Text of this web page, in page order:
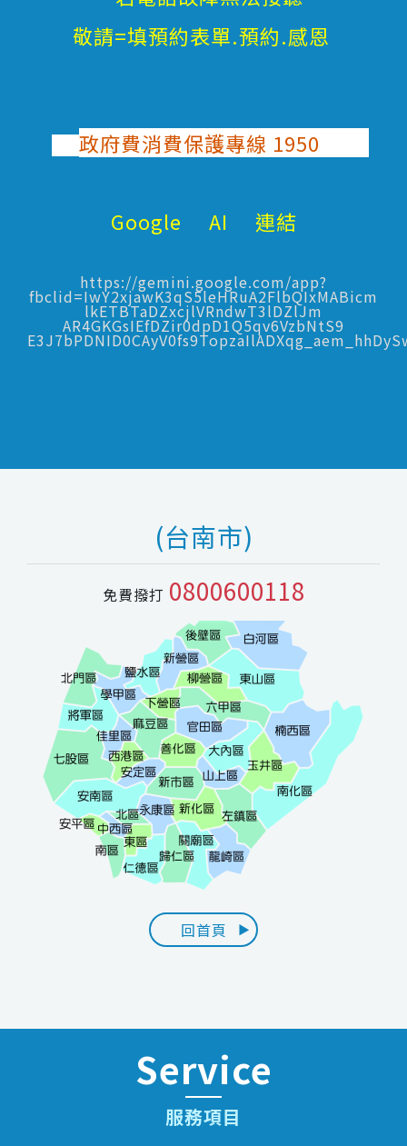
敬請=填預約表單.預約.感恩
政府費消費保護專線 1950
Google AI 連結
https://gemini.google.com/app?
fbclid=IwY2xjawK3qS5leHRuA2FlbQIxMABicm
lkETBTaDZxcjlVRndwT3lDZlJm
AR4GKGsIEfDZir0dpD1Q5qv6VzbNtS9
(台南市)
免費撥打 0800600118
回首頁
Service
服務項目